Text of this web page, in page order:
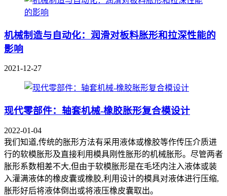
机械制造与自动化：润滑对板料胀形和拉深性能的
影响
2021-12-27
现代零部件：轴套机械-橡胶胀形复合模设计
2022-01-04
我们知道,传统的胀形方法有采用液体或橡胶等作传压介质进
行的软模胀形及直接利用模具刚性胀形的机械胀形。尽管两者
胀形系数相差不大,但由于软模胀形是在毛坯内注入液体或装
入灌满液体的橡皮囊或橡胶,利用设计的模具对液体进行压缩,
胀形好后将液体倒出或将液压橡皮囊取出。